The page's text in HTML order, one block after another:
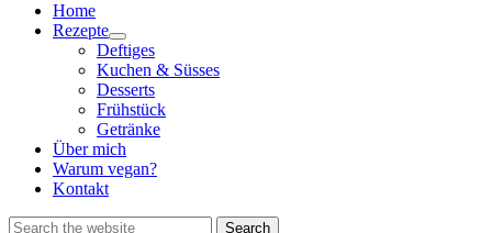
Home
Rezepte
Show
sub
menu
Deftiges
Kuchen & Süsses
Desserts
Frühstück
Getränke
Über mich
Warum vegan?
Kontakt